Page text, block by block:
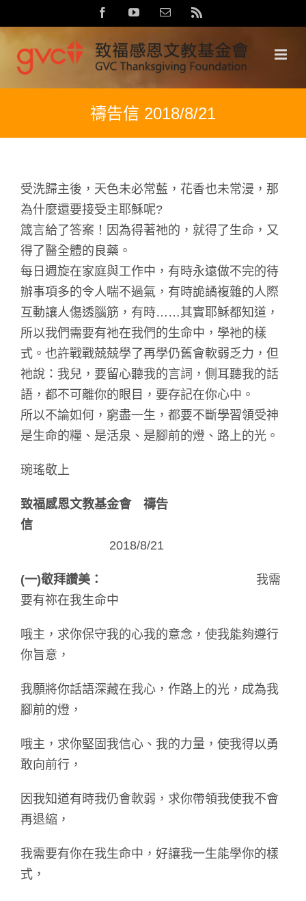
to
content
FacebookYouTubeEmail:
禱告信 2018/8/21
受洗歸主後，天色未必常藍，花香也未常漫，那
為什麼還要接受主耶穌呢?
箴言給了答案！因為得著祂的，就得了生命，又
得了醫全體的良藥。
每日週旋在家庭與工作中，有時永遠做不完的待
辦事項多的令人喘不過氣，有時詭譎複雜的人際
互動讓人傷透腦筋，有時……其實耶穌都知道，
所以我們需要有祂在我們的生命中，學祂的樣
式。也許戰戰兢兢學了再學仍舊會軟弱乏力，但
祂說：我兒，要留心聽我的言詞，側耳聽我的話
語，都不可離你的眼目，要存記在你心中。
所以不論如何，窮盡一生，都要不斷學習領受神
是生命的糧、是活泉、是腳前的燈、路上的光。
琬瑤敬上
致福感恩文教基金會 禱告
信
2018/8/21
(一)敬拜讚美：
我需
要有祢在我生命中
哦主，求你保守我的心我的意念，使我能夠遵行
你旨意，
我願將你話語深藏在我心，作路上的光，成為我
腳前的燈，
哦主，求你堅固我信心、我的力量，使我得以勇
敢向前行，
因我知道有時我仍會軟弱，求你帶領我使我不會
再退縮，
我需要有你在我生命中，好讓我一生能學你的樣
式，